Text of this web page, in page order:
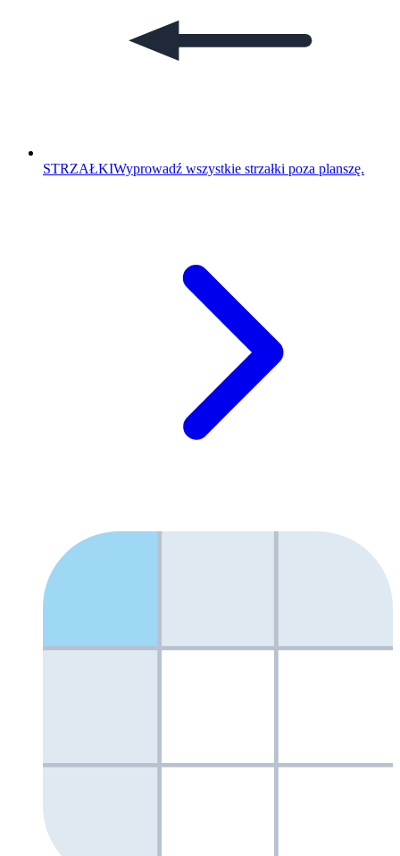
STRZAŁKIWyprowadź wszystkie strzałki poza planszę.